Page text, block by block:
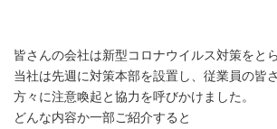
皆さんの会社は新型コロナウイルス対策をと
当社は先週に対策本部を設置し、従業員の皆
方々に注意喚起と協力を呼びかけました。
どんな内容か一部ご紹介すると